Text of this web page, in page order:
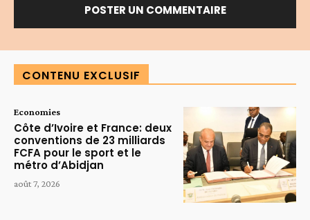
CONTENU EXCLUSIF
Economies
Côte d’Ivoire et France: deux
conventions de 23 milliards
FCFA pour le sport et le
métro d’Abidjan
août 7, 2026